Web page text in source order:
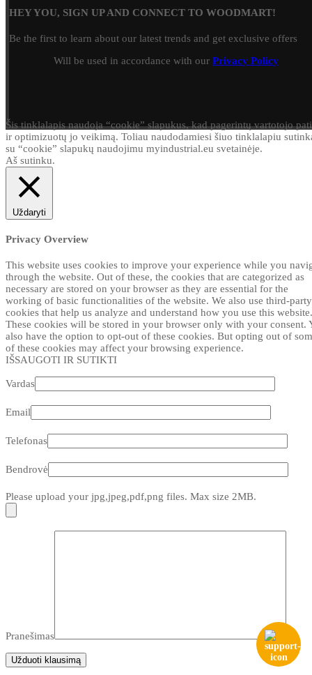
HEY YOU, SIGN UP AND CONNECT TO WOODMART!
Be the first to learn about our latest trends and get exclusive offers
Will be used in accordance with our Privacy Policy
Šis tinklalapis naudoja “cookie” slapukus, kad pagerintų vartotojo
ir optimizuotų jo veikimą. Toliau naudodamiesi šiuo tinklalapiu
su “cookie” slapukų naudojimu myindustrial.eu svetainėje.
Aš sutinku.
Uždaryti
Privacy Overview
This website uses cookies to improve your experience while you
through the website. Out of these, the cookies that are categorized as
necessary are stored on your browser as they are essential for the
working of basic functionalities of the website. We also use third-party
cookies that help us analyze and understand how you use this website.
These cookies will be stored in your browser only with your consent.
also have the option to opt-out of these cookies. But opting out of
of these cookies may affect your browsing experience.
IŠSAUGOTI IR SUTIKTI
Vardas
Email
Telefonas
Bendrovė
Please upload your jpg,jpeg,pdf,png files. Max size 2MB.
Pranešimas